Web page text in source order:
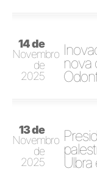
14 de
Novembro
de
2025
nova
13 de
Novembro
de
2025